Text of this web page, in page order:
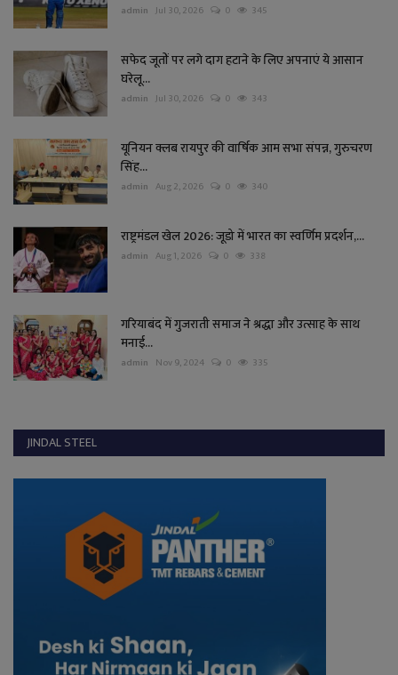
admin Jul 30, 2026 0 345
सफेद जूतों पर लगे दाग हटाने के लिए अपनाएं ये आसान
घरेलू...
admin Jul 30, 2026 0 343
यूनियन क्लब रायपुर की वार्षिक आम सभा संपन्न, गुरुचरण
सिंह...
admin Aug 2, 2026 0 340
राष्ट्रमंडल खेल 2026: जूडो में भारत का स्वर्णिम प्रदर्शन,...
admin Aug 1, 2026 0 338
गरियाबंद में गुजराती समाज ने श्रद्धा और उत्साह के साथ
मनाई...
admin Nov 9, 2024 0 335
JINDAL STEEL